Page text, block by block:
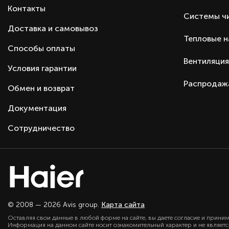
Контакты
Доставка и самовывоз
Способы оплаты
Условия гарантии
Обмен и возврат
Документация
Сотрудничество
Системы
Тепловые
Вентиляция
© 2008 — 2026 Avis group. Карта сайта
Оставляя свои данные в любой форме на сайте, вы даете согласие и
Информация на данном сайте носит ознакомительный характер и не